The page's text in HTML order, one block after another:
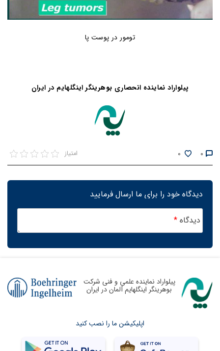
تومور در پوست پا
پیلواراد نماینده انحصاری بوهرینگر اینگلهایم در ایران
0
0 امتیاز
دیدگاه خود را برای ما ارسال فرمایید
دیدگاه *
پیلواراد نماینده علمی و فنی شرکت
بوهرینگر اینگلهایم آلمان در ایران
اپلیکیشن ما را نصب کنید